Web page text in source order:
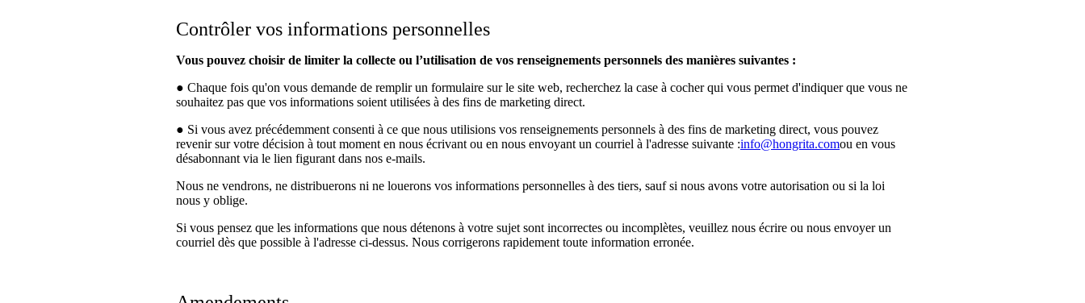
Contrôler vos informations personnelles
Vous pouvez choisir de limiter la collecte ou l’utilisation de vos renseignements personnels des manières suivantes :
● Chaque fois qu'on vous demande de remplir un formulaire sur le site web, recherchez la case à cocher qui vous permet d'indiquer que vous ne
souhaitez pas que vos informations soient utilisées à des fins de marketing direct.
● Si vous avez précédemment consenti à ce que nous utilisions vos renseignements personnels à des fins de marketing direct, vous pouvez
revenir sur votre décision à tout moment en nous écrivant ou en nous envoyant un courriel à l'adresse suivante :info@hongrita.comou en vous
désabonnant via le lien figurant dans nos e-mails.
Nous ne vendrons, ne distribuerons ni ne louerons vos informations personnelles à des tiers, sauf si nous avons votre autorisation ou si la loi
nous y oblige.
Si vous pensez que les informations que nous détenons à votre sujet sont incorrectes ou incomplètes, veuillez nous écrire ou nous envoyer un
courriel dès que possible à l'adresse ci-dessus. Nous corrigerons rapidement toute information erronée.